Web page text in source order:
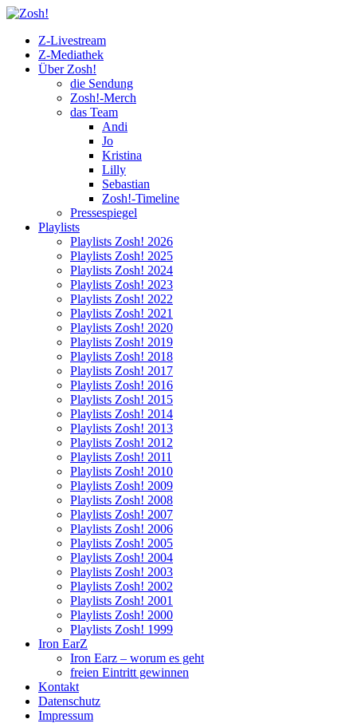
Z-Livestream
Z-Mediathek
Über Zosh!
die Sendung
Zosh!-Merch
das Team
Andi
Jo
Kristina
Lilly
Sebastian
Zosh!-Timeline
Pressespiegel
Playlists
Playlists Zosh! 2026
Playlists Zosh! 2025
Playlists Zosh! 2024
Playlists Zosh! 2023
Playlists Zosh! 2022
Playlists Zosh! 2021
Playlists Zosh! 2020
Playlists Zosh! 2019
Playlists Zosh! 2018
Playlists Zosh! 2017
Playlists Zosh! 2016
Playlists Zosh! 2015
Playlists Zosh! 2014
Playlists Zosh! 2013
Playlists Zosh! 2012
Playlists Zosh! 2011
Playlists Zosh! 2010
Playlists Zosh! 2009
Playlists Zosh! 2008
Playlists Zosh! 2007
Playlists Zosh! 2006
Playlists Zosh! 2005
Playlists Zosh! 2004
Playlists Zosh! 2003
Playlists Zosh! 2002
Playlists Zosh! 2001
Playlists Zosh! 2000
Playlists Zosh! 1999
Iron EarZ
Iron Earz – worum es geht
freien Eintritt gewinnen
Kontakt
Datenschutz
Impressum